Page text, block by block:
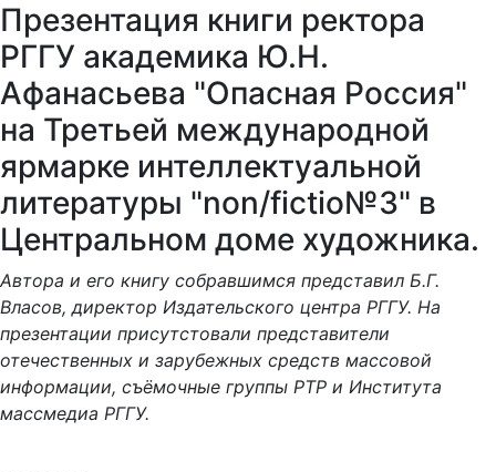
Презентация книги ректора
РГГУ академика Ю.Н.
Афанасьева "Опасная Россия"
на Третьей международной
ярмарке интеллектуальной
литературы "non/fictio№3" в
Центральном доме художника.
Автора и его книгу собравшимся представил Б.Г.
Власов, директор Издательского центра РГГУ. На
презентации присутстовали представители
отечественных и зарубежных средств массовой
информации, съёмочные группы РТР и Института
массмедиа РГГУ.